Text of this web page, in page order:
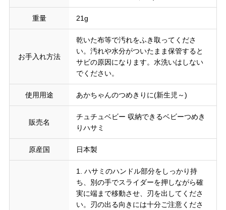
重量 21g
お手入れ方法
乾いた布等で汚れをふき取ってくださ
い。汚れや水分がついたまま保管すると
サビの原因になります。水洗いはしない
でください。
使用用途 あかちゃんのつめきりに(新生児～)
販売名
チュチュベビー 収納できるベビーつめき
りハサミ
原産国 日本製
1. ハサミのハンドル部分をしっかり持
ち、別の手でスライダーを押しながら確
実に端まで移動させ、刃を出してくださ
い。刃の出る向きには十分ご注意くださ